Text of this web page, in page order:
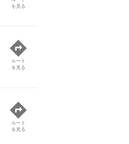
を見る
ルート
を見る
ルート
を見る